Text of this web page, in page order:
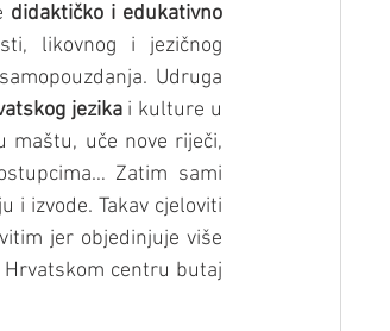
didaktičko i edukativno
likovnog i jezičnog
jezika i kulture u
maštu, uče nove riječi,
Zatim sami
i izvode. Takav cjeloviti
jer objedinjuje više
centru butaj